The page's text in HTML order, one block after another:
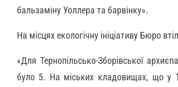
бальзаміну Уоллера та барвінку».
На місцях екологічну ініціативу Бюро
«Для Тернопільсько-Зборівської
було 5. На міських кладовищах, що у